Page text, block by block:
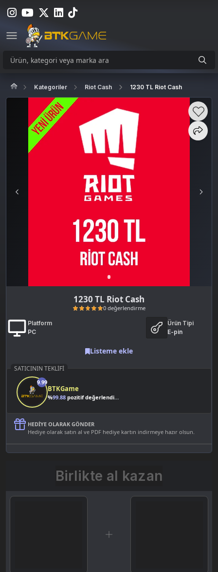
Kategoriler Riot Cash 1230 TL Riot Cash
1230 TL Riot Cash
Platform
PC
Ürün Tipi
E-pin
Listeme ekle
SATICININ TEKLIFI
9.99
BTKGame
%99.88 pozitif değerlendirme
HEDIYE OLARAK GÖNDER
Hediye olarak satın al ve PDF hediye kartın indirmeye hazır olsun.
Birlikte al kazan